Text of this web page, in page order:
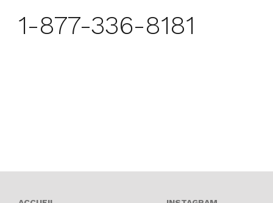
1-877-336-8181